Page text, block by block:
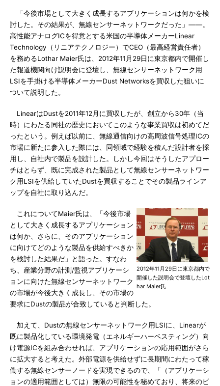
「今後市場として大きく成長するアプリケーションは何かを検
討した。その結果が、無線センサーネットワークだった」――。
高性能アナログICを得意とする米国の半導体メーカーLinear
Technology（リニアテクノロジー）でCEO（最高経営責任者）
を務めるLothar Maier氏は、2012年11月29日に東京都内で開催し
た報道機関向け説明会に登壇し、無線センサーネットワーク用
LSIを手掛ける半導体メーカーDust Networksを買収した狙いに
ついて説明した。
LinearはDustを2011年12月に買収したが、創立から30年（当
時）にわたる同社の歴史においてこのような事業買収は初めてだ
ったという。例えば以前に、無線通信向けの高周波信号処理ICの
市場に新たに参入した際には、同領域で経験を積んだ設計者を採
用し、自社内で製品を設計した。しかし今回はそうしたアプロー
チはとらず、既に完成された製品として無線センサーネットワー
ク用LSIを供給していたDustを買収することでその製品ラインア
ップを自社に取り込んだ。
2012年11月29日に東京都内で
開催した説明会で登壇したLot
har Maier氏
これについてMaier氏は、「今後市場
として大きく成長するアプリケーション
は何か、さらに、そのアプリケーション
に向けてどのような製品を供給すべきか
を検討した結果だ」と語った。すなわ
ち、産業分野の計測/監視アプリケーシ
ョンに向けた無線センサーネットワーク
の市場が今後大きく成長し、その市場の
要求にDustの製品が合致していると判断した。
加えて、Dustの無線センサーネットワーク用LSIに、Linearが
既に製品化している環境発電（エネルギーハーベスティング）向
け電源ICを組み合わせれば、アプリケーションの応用範囲がさら
に拡大すると考えた。外部電源を供給せずに長期間にわたって稼
働する無線センサーノードを実現できるので、「（アプリケーシ
ョンの適用範囲としては）無限の可能性を秘めており、将来のビ